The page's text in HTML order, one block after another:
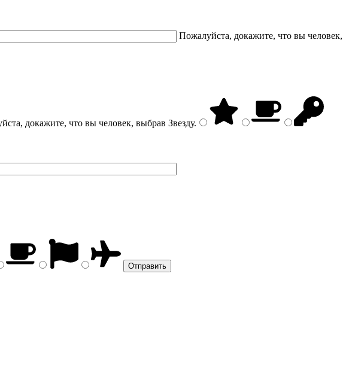
Пожалуйста, докажите, что вы человек,
докажите, что вы человек, выбрав Звезду.